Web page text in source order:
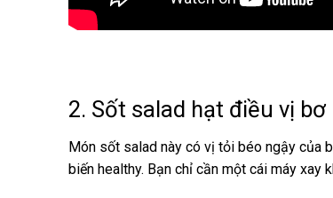
2. Sốt salad hạt điều vị bơ
Món sốt salad này có vị tỏi béo ngậy của
biến healthy. Bạn chỉ cần một cái máy xay